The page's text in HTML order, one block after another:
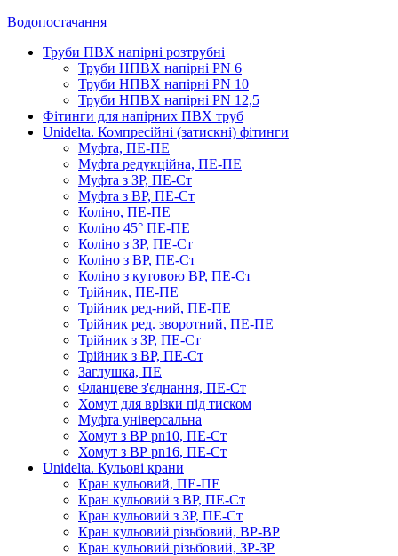
Водопостачання
Труби ПВХ напірні розтрубні
Труби НПВХ напірні PN 6
Труби НПВХ напірні PN 10
Труби НПВХ напірні PN 12,5
Фітинги для напірних ПВХ труб
Unidelta. Компресійні (затискні) фітинги
Муфта, ПЕ-ПЕ
Муфта редукційна, ПЕ-ПЕ
Муфта з ЗР, ПЕ-Ст
Муфта з ВР, ПЕ-Ст
Коліно, ПЕ-ПЕ
Коліно 45° ПЕ-ПЕ
Коліно з ЗР, ПЕ-Ст
Коліно з ВР, ПЕ-Ст
Коліно з кутовою ВР, ПЕ-Ст
Трійник, ПЕ-ПЕ
Трійник ред-ний, ПЕ-ПЕ
Трійник ред. зворотний, ПЕ-ПЕ
Трійник з ЗР, ПЕ-Ст
Трійник з ВР, ПЕ-Ст
Заглушка, ПЕ
Фланцеве з'єднання, ПЕ-Ст
Хомут для врізки під тиском
Муфта універсальна
Хомут з ​​ВР pn10, ПЕ-Ст
Хомут з ВР pn16, ПЕ-Ст
Unidelta. Кульові крани
Кран кульовий, ПЕ-ПЕ
Кран кульовий з ВР, ПЕ-Ст
Кран кульовий з ЗР, ПЕ-Ст
Кран кульовий різьбовий, ВР-ВР
Кран кульовий різьбовий, ЗР-ЗР